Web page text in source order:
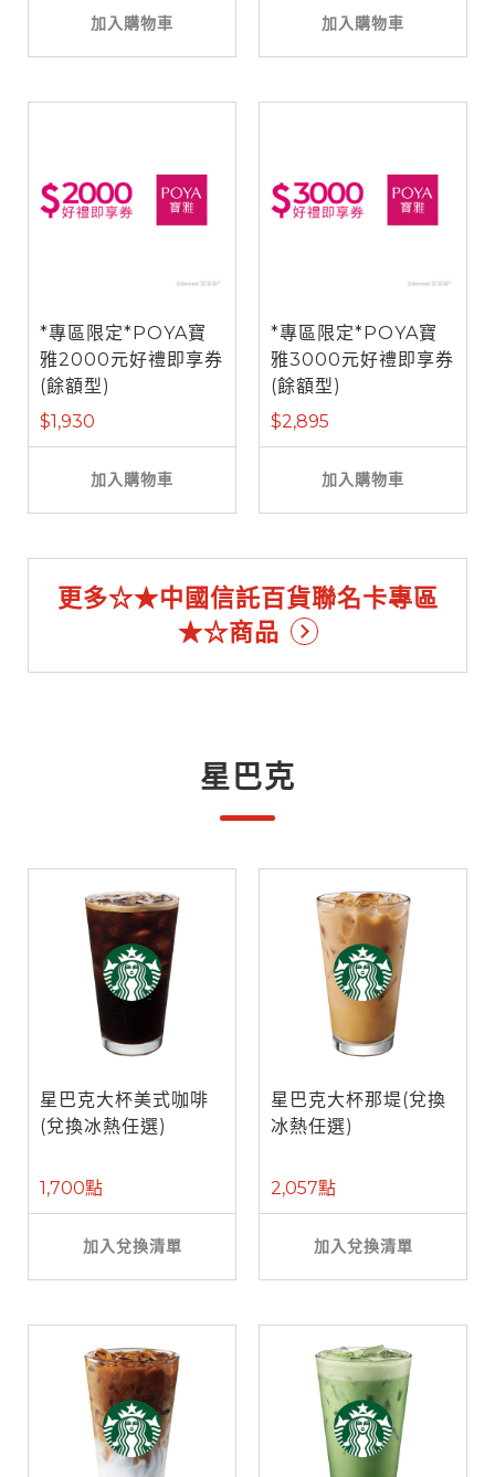
加入購物車 加入購物車
*專區限定*POYA寶
雅2000元好禮即享券
(餘額型)
$1,930
加入購物車
*專區限定*POYA寶
雅3000元好禮即享券
(餘額型)
$2,895
加入購物車
更多☆★中國信託百貨聯名卡專區
★☆商品
星巴克
星巴克大杯美式咖啡
(兌換冰熱任選)
1,700點
加入兌換清單
星巴克大杯那堤(兌換
冰熱任選)
2,057點
加入兌換清單